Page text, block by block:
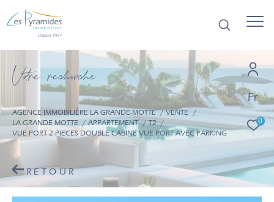
Fr
0
Vore recece
AGENCE IMMOBILIÈRE LA GRANDE-MOTTE
VENTE
LA GRANDE MOTTE
APPARTEMENT
T2
VUE PORT 2 PIECES DOUBLE CABINE VUE PORT AVEC PARKING
RETOUR